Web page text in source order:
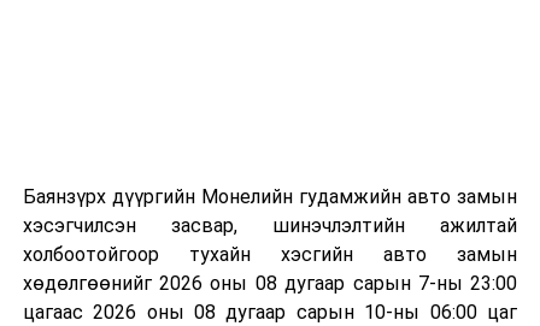
болон дулааны эрчим хүч үйлдвэрлэхэд ашиглаж
болдог. Зарим технологийн хувьд шаталтын дараа
үлдэх үнснээс фосфор зэрэг ашигт эрдсийг сэргээн
авах боломжтой аж.
Баянзүрх дүүргийн Монелийн гудамжийн авто замын
хэсэгчилсэн засвар, шинэчлэлтийн ажилтай
холбоотойгоор тухайн хэсгийн авто замын
хөдөлгөөнийг 2026 оны 08 дугаар сарын 7-ны 23:00
цагаас 2026 оны 08 дугаар сарын 10-ны 06:00 цаг